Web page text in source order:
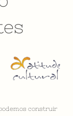
construir